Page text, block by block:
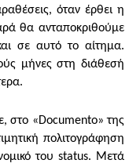
όταν έρθει η
θα ανταποκριθούμε
σε αυτό το αίτημα.
μήνες στη διάθεσή
στο «Documento» της
πολιτογράφηση
του status. Μετά